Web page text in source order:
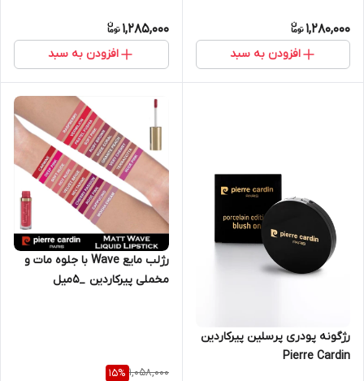
1,280,000
افزودن به سبد
1,285,000
افزودن به سبد
رژگونه پودری پرسلین پیرکاردین
Pierre Cardin
رژلب مایع Wave با جلوه مات و
مخملی پیرکاردین _5میل
1,058,000
15%